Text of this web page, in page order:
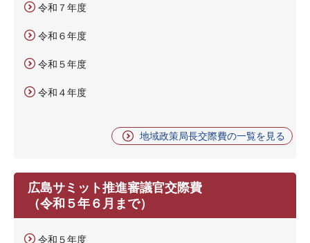
令和７年度
令和６年度
令和５年度
令和４年度
地域政策局長交際費の一覧を見る
広島サミット推進審議官交際費
（令和５年６月まで）
令和５年度